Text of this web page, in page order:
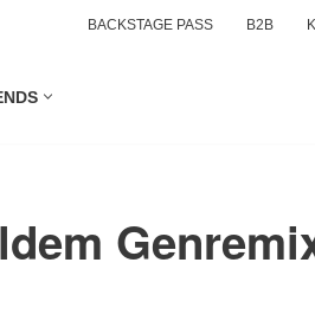
BACKSTAGE PASS B2B